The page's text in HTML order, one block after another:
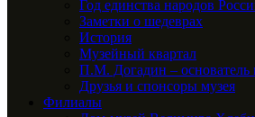
Год единства народов
Заметки о шедеврах
История
Музейный квартал
П.М. Догадин – основатель
Друзья и спонсоры музея
Филиалы